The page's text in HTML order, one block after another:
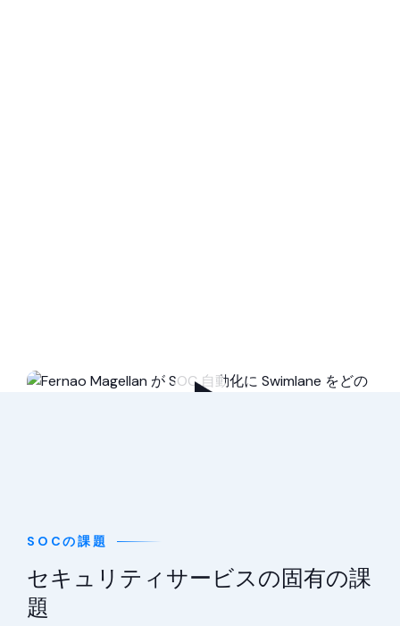
SOCの課題
セキュリティサービスの固有の課
題